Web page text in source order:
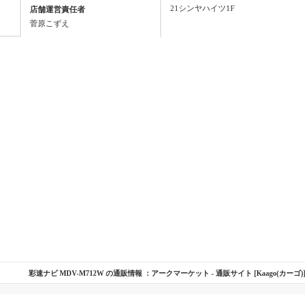
店舗運営責任者
菅原こずえ
21シンヤハイツ1F
彩速ナビ MDV-M712W の通販情報 ：アークマーケット - 通販サイト [Kaago(カーゴ)]